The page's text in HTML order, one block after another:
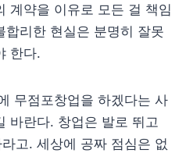
계약을 이유로 모든 걸 책임
합리한 현실은 분명히 잘못
한다.
무점포창업을 하겠다는 사
바란다. 창업은 발로 뛰고
고. 세상에 공짜 점심은 없